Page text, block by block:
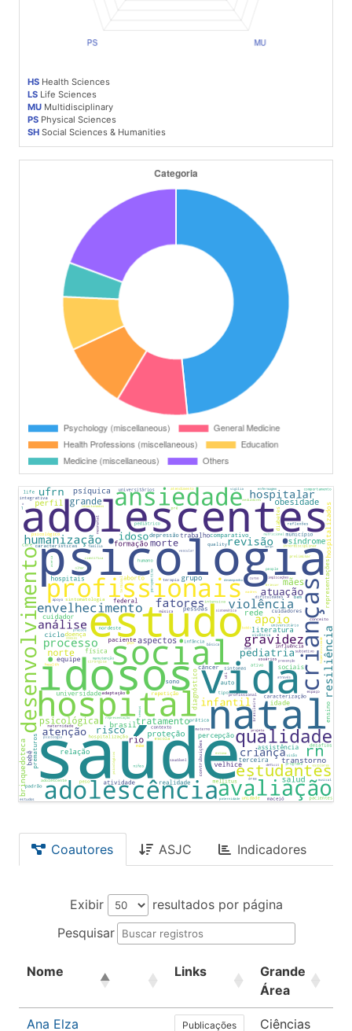
HS Health Sciences
LS Life Sciences
MU Multidisciplinary
PS Physical Sciences
SH Social Sciences & Humanities
Coautores ASJC Indicadores
Exibir
resultados por página
Pesquisar
Nome Links
Grande
Área
Ana Elza Publicações Ciências